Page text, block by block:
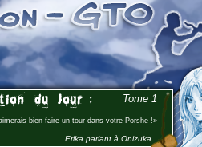
Tome 1
bien faire un tour dans votre Porshe !
Erika parlant à Onizuka